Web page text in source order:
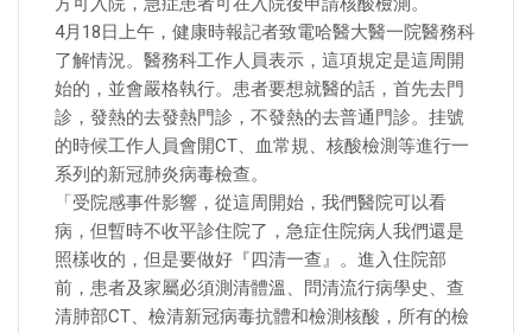
4月18日上午，健康時報記者致電哈醫大醫一院醫務科
了解情況。醫務科工作人員表示，這項規定是這周開
始的，並會嚴格執行。患者要想就醫的話，首先去門
診，發熱的去發熱門診，不發熱的去普通門診。挂號
的時候工作人員會開CT、血常規、核酸檢測等進行一
系列的新冠肺炎病毒檢查。
「受院感事件影響，從這周開始，我們醫院可以看
病，但暫時不收平診住院了，急症住院病人我們還是
照樣收的，但是要做好『四清一查』。進入住院部
前，患者及家屬必須測清體溫、問清流行病學史、查
清肺部CT、檢清新冠病毒抗體和檢測核酸，所有的檢